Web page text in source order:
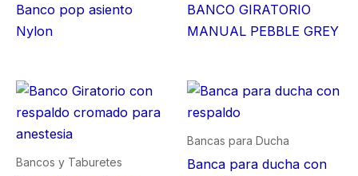
Banco pop asiento
Nylon
BANCO GIRATORIO
MANUAL PEBBLE GREY
Bancos y Taburetes
Bancas para Ducha
Banca para ducha con